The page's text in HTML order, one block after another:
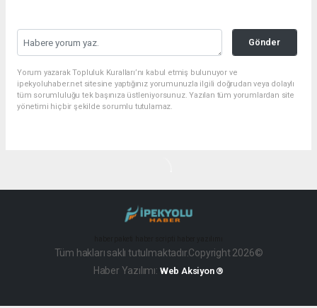
Gönder
Yorum yazarak Topluluk Kuralları’nı kabul etmiş bulunuyor ve
ipekyoluhaber.net sitesine yaptığınız yorumunuzla ilgili doğrudan veya dolaylı
tüm sorumluluğu tek başınıza üstleniyorsunuz. Yazılan tüm yorumlardan site
yönetimi hiçbir şekilde sorumlu tutulamaz.
Tüm hakları saklı tutulmaktadır.Copyright 2026©
Haber Yazılımı: Web Aksiyon ®